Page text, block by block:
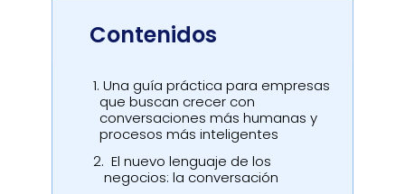
Contenidos
1. Una guía práctica para empresas
que buscan crecer con
conversaciones más humanas y
procesos más inteligentes
2. El nuevo lenguaje de los
negocios: la conversación